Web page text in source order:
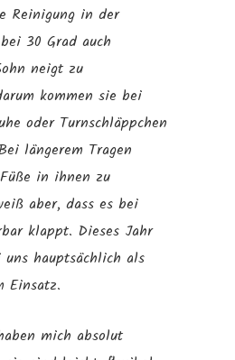
Reinigung in der
30 Grad auch
neigt zu
kommen sie bei
oder Turnschläppchen
längerem Tragen
in ihnen zu
aber, dass es bei
klappt. Dieses Jahr
hauptsächlich als
Einsatz.
mich absolut